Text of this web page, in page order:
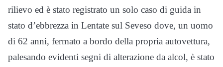
rilievo ed è stato registrato un solo caso di guida in
stato d’ebbrezza in Lentate sul Seveso dove, un uomo
di 62 anni, fermato a bordo della propria autovettura,
palesando evidenti segni di alterazione da alcol, è stato